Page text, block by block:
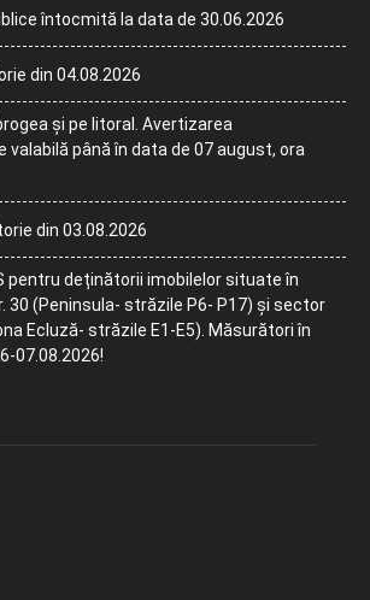
întocmită la data de 30.06.2026
din 04.08.2026
și pe litoral. Avertizarea
până în data de 07 august, ora
din 03.08.2026
pentru deținătorii imobilelor situate în
30 (Peninsula- străzile P6- P17) și sector
Ecluză- străzile E1-E5). Măsurători în
07.08.2026!